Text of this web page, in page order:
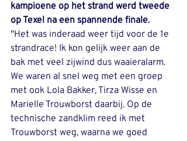
kampioene op het strand werd tweede
op Texel na een spannende finale.
''Het was inderaad weer tijd voor de 1e
strandrace! Ik kon gelijk weer aan de
bak met veel zijwind dus waaieralarm.
We waren al snel weg met een groep
met ook Lola Bakker, Tirza Wisse en
Marielle Trouwborst daarbij. Op de
technische zandklim reed ik met
Trouwborst weg, waarna we goed